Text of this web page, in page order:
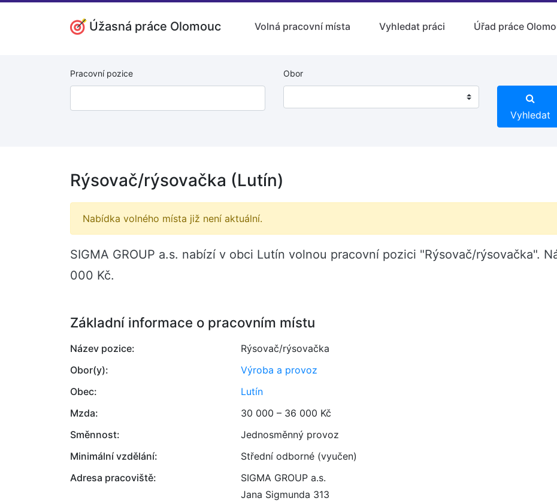
Úžasná práce Olomouc Volná pracovní místa Vyhledat práci Úřad práce
Pracovní pozice Obor
Vyhledat
Rýsovač/rýsovačka (Lutín)
Nabídka volného místa již není aktuální.
SIGMA GROUP a.s. nabízí v obci Lutín volnou pracovní pozici "Rýsovač/rýsovačka".
000 Kč.
Základní informace o pracovním místu
Název pozice:
Rýsovač/rýsovačka
Obor(y):
Výroba a provoz
Obec:
Lutín
Mzda:
30 000 – 36 000 Kč
Směnnost:
Jednosměnný provoz
Minimální vzdělání:
Střední odborné (vyučen)
Adresa pracoviště:
SIGMA GROUP a.s.
Jana Sigmunda 313